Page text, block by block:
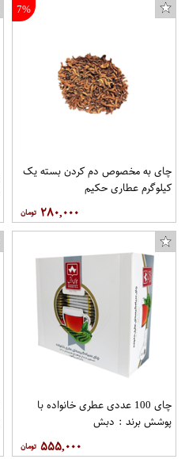
7%
چای به مخصوص دم کردن بسته یک
کیلوگرم عطاری حکیم
۲۸۰,۰۰۰
چای 100 عددی عطری خانواده با
پوشش برند : دبش
۵۵۵,۰۰۰